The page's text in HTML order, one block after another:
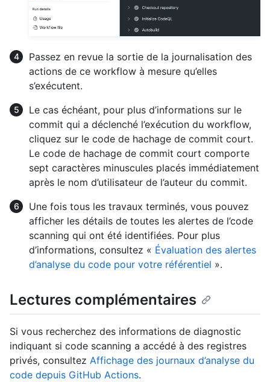
Passez en revue la sortie de la journalisation des
actions de ce workflow à mesure qu’elles
s’exécutent.
Le cas échéant, pour plus d’informations sur le
commit qui a déclenché l’exécution du workflow,
cliquez sur le code de hachage de commit court.
Le code de hachage de commit court comporte
sept caractères minuscules placés immédiatement
après le nom d’utilisateur de l’auteur du commit.
Une fois tous les travaux terminés, vous pouvez
afficher les détails de toutes les alertes de l’code
scanning qui ont été identifiées. Pour plus
d’informations, consultez « Évaluation des alertes
d’analyse du code pour votre référentiel ».
Lectures complémentaires
Si vous recherchez des informations de diagnostic
indiquant si code scanning a accédé à des registres
privés, consultez Affichage des journaux d’analyse du
code depuis GitHub Actions.